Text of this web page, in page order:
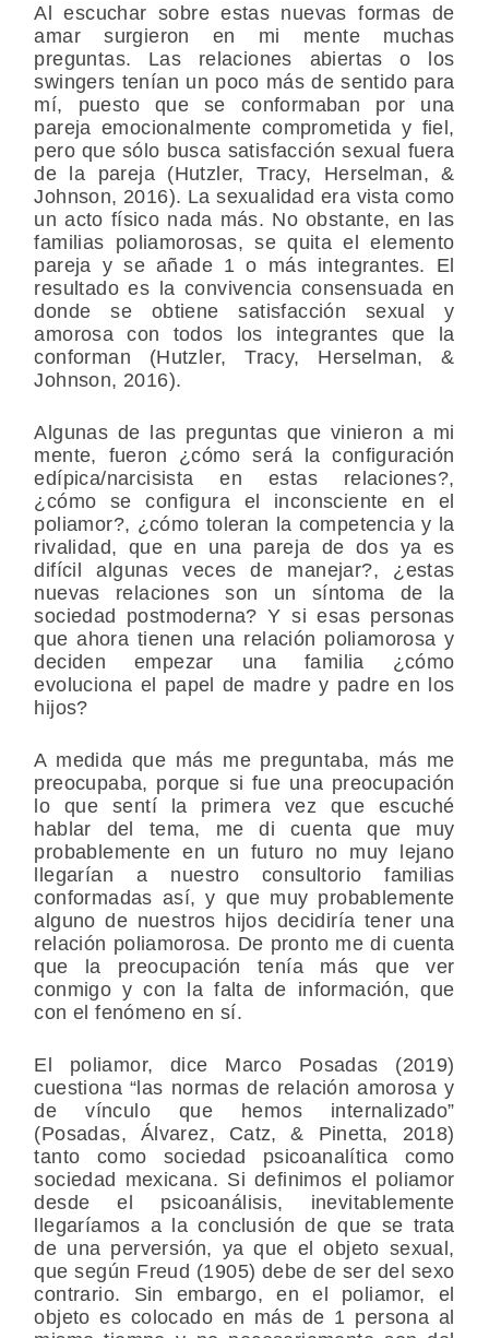
Al escuchar sobre estas nuevas formas de
amar surgieron en mi mente muchas
preguntas. Las relaciones abiertas o los
swingers tenían un poco más de sentido para
mí, puesto que se conformaban por una
pareja emocionalmente comprometida y fiel,
pero que sólo busca satisfacción sexual fuera
de la pareja (Hutzler, Tracy, Herselman, &
Johnson, 2016). La sexualidad era vista como
un acto físico nada más. No obstante, en las
familias poliamorosas, se quita el elemento
pareja y se añade 1 o más integrantes. El
resultado es la convivencia consensuada en
donde se obtiene satisfacción sexual y
amorosa con todos los integrantes que la
conforman (Hutzler, Tracy, Herselman, &
Johnson, 2016).
Algunas de las preguntas que vinieron a mi
mente, fueron ¿cómo será la configuración
edípica/narcisista en estas relaciones?,
¿cómo se configura el inconsciente en el
poliamor?, ¿cómo toleran la competencia y la
rivalidad, que en una pareja de dos ya es
difícil algunas veces de manejar?, ¿estas
nuevas relaciones son un síntoma de la
sociedad postmoderna? Y si esas personas
que ahora tienen una relación poliamorosa y
deciden empezar una familia ¿cómo
evoluciona el papel de madre y padre en los
hijos?
A medida que más me preguntaba, más me
preocupaba, porque si fue una preocupación
lo que sentí la primera vez que escuché
hablar del tema, me di cuenta que muy
probablemente en un futuro no muy lejano
llegarían a nuestro consultorio familias
conformadas así, y que muy probablemente
alguno de nuestros hijos decidiría tener una
relación poliamorosa. De pronto me di cuenta
que la preocupación tenía más que ver
conmigo y con la falta de información, que
con el fenómeno en sí.
El poliamor, dice Marco Posadas (2019)
cuestiona “las normas de relación amorosa y
de vínculo que hemos internalizado”
(Posadas, Álvarez, Catz, & Pinetta, 2018)
tanto como sociedad psicoanalítica como
sociedad mexicana. Si definimos el poliamor
desde el psicoanálisis, inevitablemente
llegaríamos a la conclusión de que se trata
de una perversión, ya que el objeto sexual,
que según Freud (1905) debe de ser del sexo
contrario. Sin embargo, en el poliamor, el
objeto es colocado en más de 1 persona al